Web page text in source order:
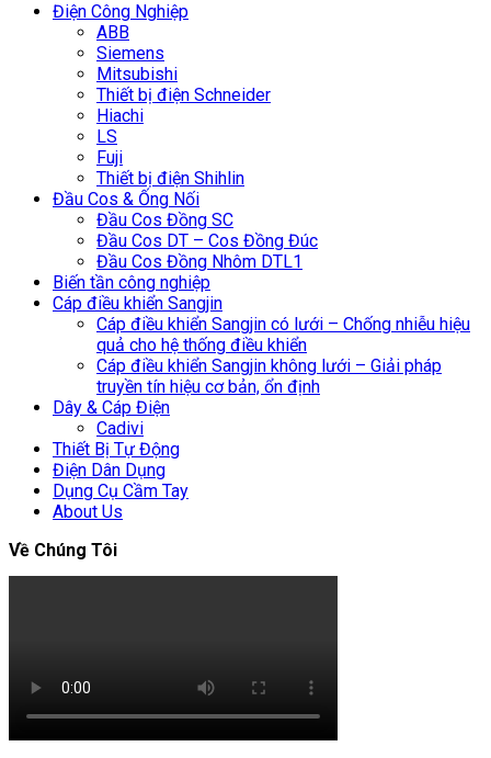
Điện Công Nghiệp
ABB
Siemens
Mitsubishi
Thiết bị điện Schneider
Hiachi
LS
Fuji
Thiết bị điện Shihlin
Đầu Cos & Ống Nối
Đầu Cos Đồng SC
Đầu Cos DT – Cos Đồng Đúc
Đầu Cos Đồng Nhôm DTL1
Biến tần công nghiệp
Cáp điều khiển Sangjin
Cáp điều khiển Sangjin có lưới – Chống nhiễu hiệu
quả cho hệ thống điều khiển
Cáp điều khiển Sangjin không lưới – Giải pháp
truyền tín hiệu cơ bản, ổn định
Dây & Cáp Điện
Cadivi
Thiết Bị Tự Động
Điện Dân Dụng
Dụng Cụ Cầm Tay
About Us
Về Chúng Tôi